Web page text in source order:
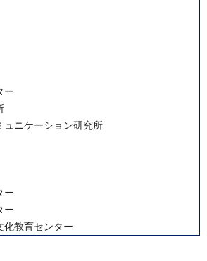
ー
ュニケーション研究所
ー
ー
化教育センター